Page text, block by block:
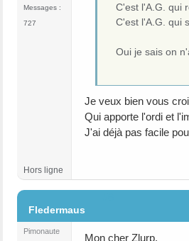
Messages :
727
C'est l'A.G. qui
C'est l'A.G. qui
Oui je sais on
Je veux bien vous
Qui apporte l'ordi et
J'ai déjà pas facile
Hors ligne
Fledermaus
Pimonaute
Mon cher Zlurp,